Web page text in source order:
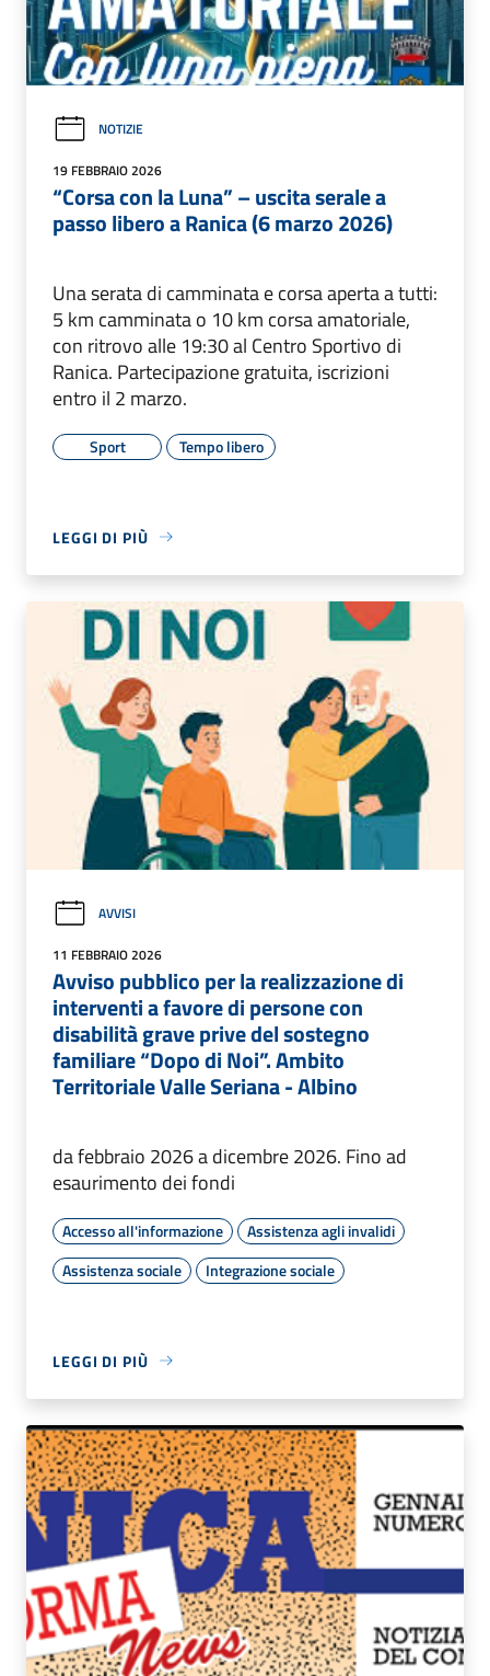
NOTIZIE
19 FEBBRAIO 2026
“Corsa con la Luna” – uscita serale a
passo libero a Ranica (6 marzo 2026)
Una serata di camminata e corsa aperta a tutti:
5 km camminata o 10 km corsa amatoriale,
con ritrovo alle 19:30 al Centro Sportivo di
Ranica. Partecipazione gratuita, iscrizioni
entro il 2 marzo.
Sport Tempo libero
LEGGI DI PIÙ
AVVISI
11 FEBBRAIO 2026
Avviso pubblico per la realizzazione di
interventi a favore di persone con
disabilità grave prive del sostegno
familiare “Dopo di Noi”. Ambito
Territoriale Valle Seriana - Albino
da febbraio 2026 a dicembre 2026. Fino ad
esaurimento dei fondi
Accesso all'informazione
Assistenza agli invalidi
Assistenza sociale
Integrazione sociale
LEGGI DI PIÙ